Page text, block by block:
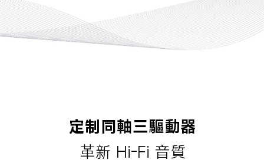
定制同軸三驅動器
革新 Hi-Fi 音質